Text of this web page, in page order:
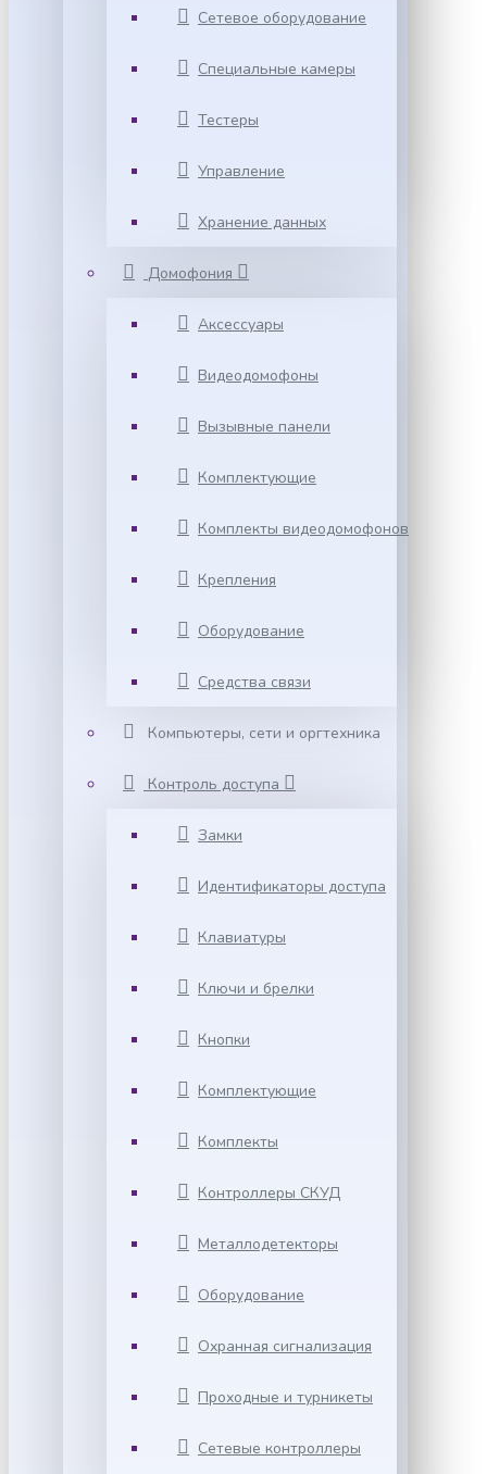
Сетевое оборудование
Специальные камеры
Тестеры
Управление
Хранение данных
Домофония
Аксессуары
Видеодомофоны
Вызывные панели
Комплектующие
Комплекты видеодомофонов
Крепления
Оборудование
Средства связи
Компьютеры, сети и оргтехника
Контроль доступа
Замки
Идентификаторы доступа
Клавиатуры
Ключи и брелки
Кнопки
Комплектующие
Комплекты
Контроллеры СКУД
Металлодетекторы
Оборудование
Охранная сигнализация
Проходные и турникеты
Сетевые контроллеры